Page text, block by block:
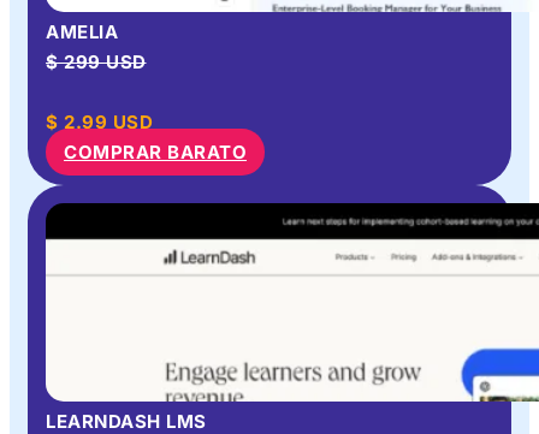
AMELIA
$ 299 USD
$ 2.99 USD
COMPRAR BARATO
LEARNDASH LMS